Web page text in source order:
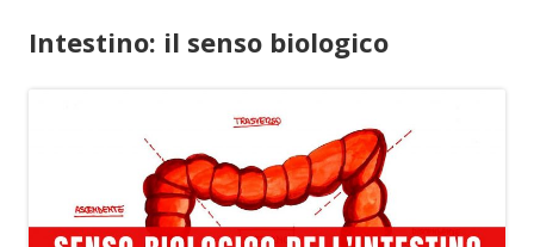
Intestino: il senso biologico